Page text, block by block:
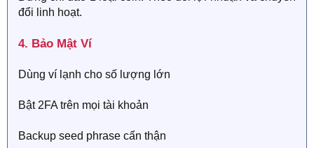
đổi linh hoạt.
4. Bảo Mật Ví​
Dùng ví lạnh cho số lượng lớn
Bật 2FA trên mọi tài khoản
Backup seed phrase cẩn thận